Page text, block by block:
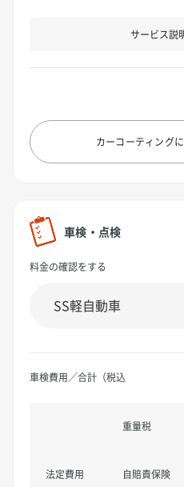
サービス説
カーコーティング
車検・点検
料金の確認をする
車検費用／合計（税込
法定費用
重量税
自賠責保険